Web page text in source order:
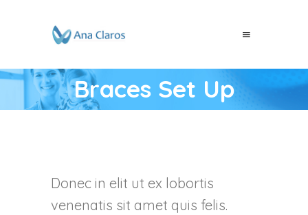
Braces Set Up
Donec in elit ut ex lobortis
venenatis sit amet quis felis.